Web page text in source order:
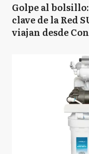
Golpe al
clave de la Red
viajan desde